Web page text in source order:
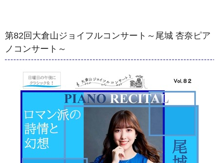
第82回大倉山ジョイフルコンサート～尾城 杏奈ピア
ノコンサート～